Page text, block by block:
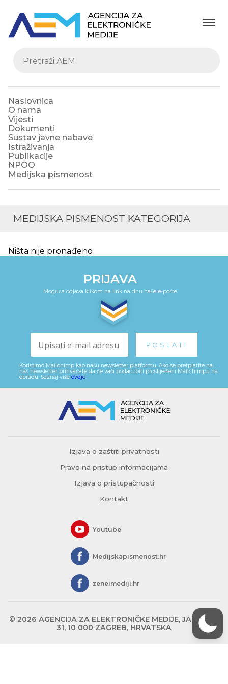
Naslovnica
O nama
Vijesti
Dokumenti
Sustav javne nabave
Istraživanja
Publikacije
NPOO
Medijska pismenost
MEDIJSKA PISMENOST KATEGORIJA
Ništa nije pronađeno
PRIJAVA
Moguća odjava klikom na link na dnu naše e-pošte
Koristimo Mailchimp kao našu newsletter platformu. Ako se pretplatite na
naš newsletter prihvaćate da će vaši podaci biti proslijeđeni Mailchimpu na
obradu. Saznaj više ovdje.
Izjava o zaštiti privatnosti
Pravo na pristup informacijama
Izjava o pristupačnosti
Kontakt
Youtube
Medijskapismenost.hr
zeneimediji.hr
© 2026 AGENCIJA ZA ELEKTRONIČKE MEDIJE, JAGIĆEVA
31, 10 000 ZAGREB, HRVATSKA